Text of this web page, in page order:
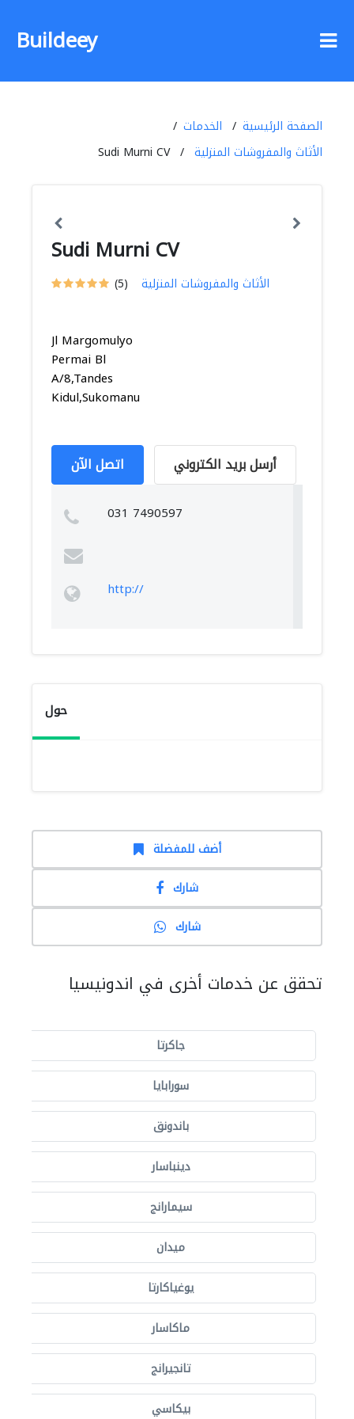
Buildeey
الصفحة الرئيسية
الخدمات
الأثاث والمفروشات المنزلية
Sudi Murni CV
Sudi Murni CV
(5) الأثاث والمفروشات المنزلية
Jl Margomulyo
Permai Bl
A/8,Tandes
Kidul,Sukomanun...
اتصل الآن أرسل بريد الكتروني
031 7490597
http://
حول
أضف للمفضلة
شارك
شارك
تحقق عن خدمات أخرى في اندونيسيا
جاكرتا
سورابايا
باندونق
دينباسار
سيمارانج
ميدان
يوغياكارتا
ماكاسار
تانجيرانج
بيكاسي